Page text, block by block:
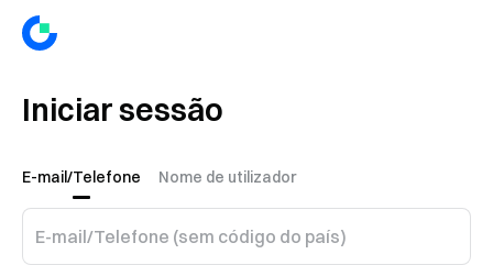
Iniciar sessão
E-mail/Telefone Nome de utilizador